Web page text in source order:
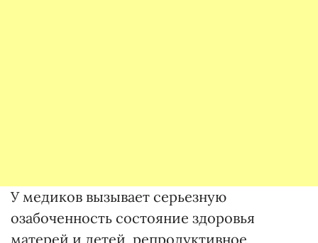
У медиков вызывает серьезную
озабоченность состояние здоровья
матерей и детей, репродуктивное